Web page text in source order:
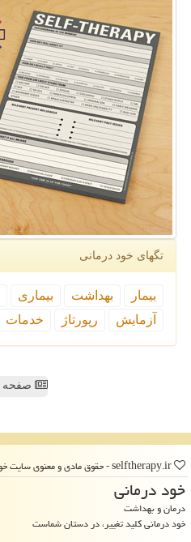
تگهای خود درمانی
بیمار بهداشت بیماری
آزمایش
رپورتاژ خدمات
صفحه
خود درمانی
درمان و بهداشت
خود درمانی کلید تغییر، در دستان شماست